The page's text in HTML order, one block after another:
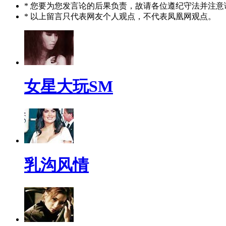
* 您要为您发言论的后果负责，故请各位遵纪守法并注意
* 以上留言只代表网友个人观点，不代表凤凰网观点。
女星大玩SM
乳沟风情